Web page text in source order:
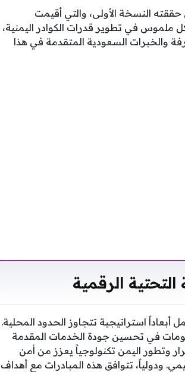
حققته النسخة الأولى، والتي أقيمت
تلك الجهود بشكل ملموس في تطوير قدرات الكوادر اليمنية،
والخبرات السعودية المتقدمة في هذا
التحتية الرقمية
استراتيجية تتجاوز الحدود المحلية.
في تحسين جودة الخدمات المقدمة
وتطور اليمن تكنولوجياً يعزز من أمن
ودولياً، تتوافق هذه المبادرات مع أهداف